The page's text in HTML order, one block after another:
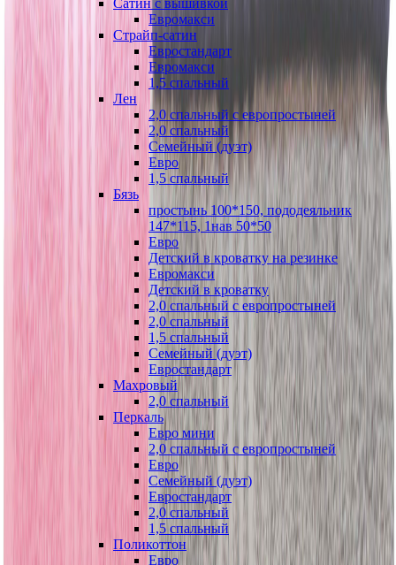
Сатин с вышивкой
Евромакси
Страйп-сатин
Евростандарт
Евромакси
1,5 спальный
Лен
2,0 спальный с европростыней
2,0 спальный
Семейный (дуэт)
Евро
1,5 спальный
Бязь
простынь 100*150, пододеяльник
147*115, 1нав 50*50
Евро
Детский в кроватку на резинке
Евромакси
Детский в кроватку
2,0 спальный с европростыней
2,0 спальный
1,5 спальный
Семейный (дуэт)
Евростандарт
Махровый
2,0 спальный
Перкаль
Евро мини
2,0 спальный с европростыней
Евро
Семейный (дуэт)
Евростандарт
2,0 спальный
1,5 спальный
Поликоттон
Евро